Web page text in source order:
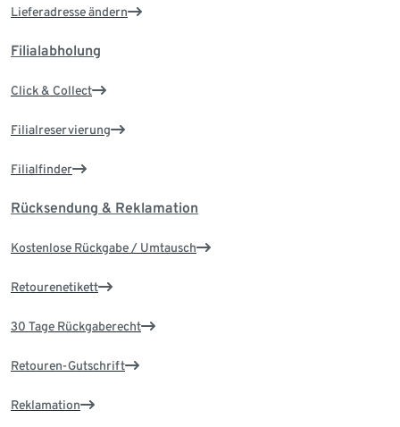
Lieferadresse ändern
Filialabholung
Click & Collect
Filialreservierung
Filialfinder
Rücksendung & Reklamation
Kostenlose Rückgabe / Umtausch
Retourenetikett
30 Tage Rückgaberecht
Retouren-Gutschrift
Reklamation